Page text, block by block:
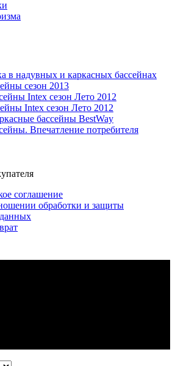
в надувных и каркасных бассейнах
сезон 2013
Intex сезон Лето 2012
Intex сезон Лето 2012
бассейны BestWay
Впечатление потребителя
соглашение
обработки и защиты